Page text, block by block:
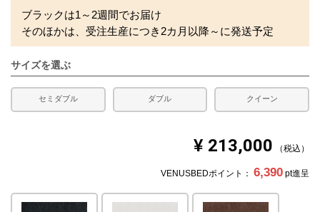
ブラックは1～2週間でお届け
そのほかは、受注生産につき2カ月以降～に発送予定
サイズを選ぶ
セミダブル ダブル クイーン
¥ 213,000 税込
VENUSBEDポイント： 6,390 pt進呈